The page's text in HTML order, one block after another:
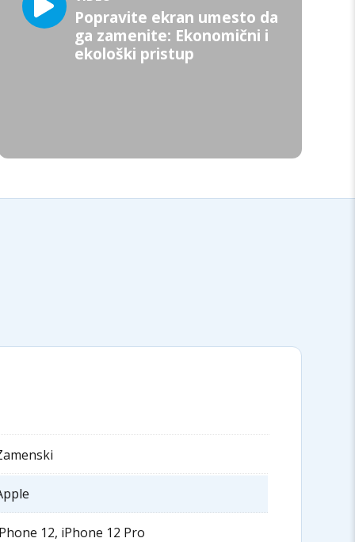
Popravite ekran umesto da
ga zamenite: Ekonomični i
ekološki pristup
12, iPhone 12 Pro